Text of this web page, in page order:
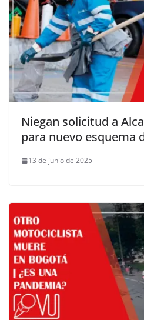
Niegan solicitud a
para nuevo esquema
13 de junio de 2025